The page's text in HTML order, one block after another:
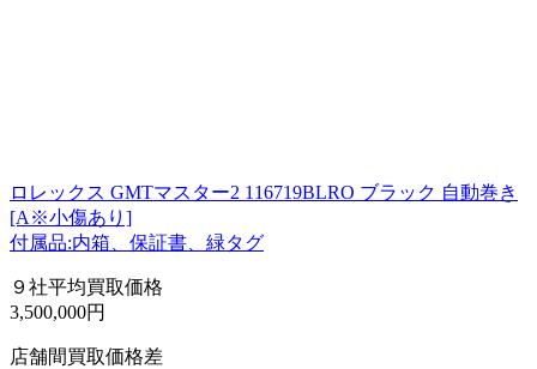
ロレックス GMTマスター2 116719BLRO ブラック 自動巻き
[A※小傷あり]
付属品:内箱、保証書、緑タグ
９社平均買取価格
3,500,000円
店舗間買取価格差